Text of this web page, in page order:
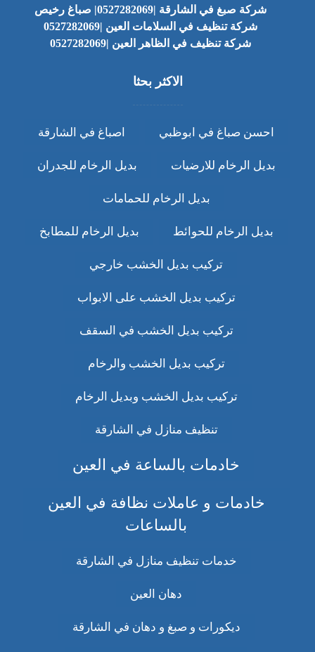
شركة صبغ في الشارقة |0527282069| صباغ رخيص
شركة تنظيف في السلامات العين |0527282069
شركة تنظيف في الظاهر العين |0527282069
الاكثر بحثا
احسن صباغ في ابوظبي اصباغ في الشارقة
بديل الرخام للارضيات بديل الرخام للجدران
بديل الرخام للحمامات
بديل الرخام للحوائط بديل الرخام للمطابخ
تركيب بديل الخشب خارجي
تركيب بديل الخشب على الابواب
تركيب بديل الخشب في السقف
تركيب بديل الخشب والرخام
تركيب بديل الخشب وبديل الرخام
تنظيف منازل في الشارقة
خادمات بالساعة في العين
خادمات و عاملات نظافة في العين
بالساعات
خدمات تنظيف منازل في الشارقة
دهان العين
ديكورات و صبغ و دهان في الشارقة